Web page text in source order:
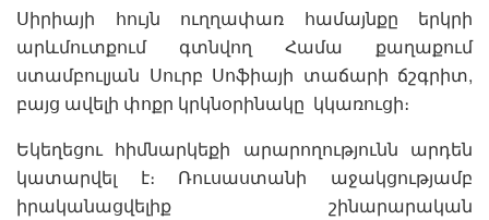
Սիրիայի հույն ուղղափառ համայնքը երկրի
արևմուտքում գտնվող Համա քաղաքում
ստամբուլյան Սուրբ Սոֆիայի տաճարի ճշգրիտ,
բայց ավելի փոքր կրկնօրինակը կկառուցի։
Եկեղեցու հիմնարկեքի արարողությունն արդեն
կատարվել է։ Ռուսաստանի աջակցությամբ
իրականացվելիք շինարարական